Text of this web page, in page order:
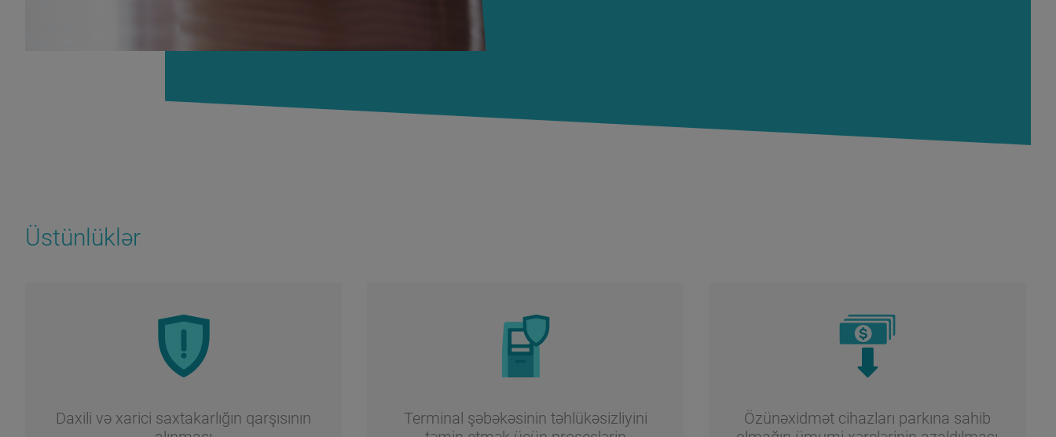
Üstünlüklər
Daxili və xarici saxtakarlığın qarşısının
Terminal şəbəkəsinin təhlükəsizliyini
Özünəxidmət cihazları parkına sahib